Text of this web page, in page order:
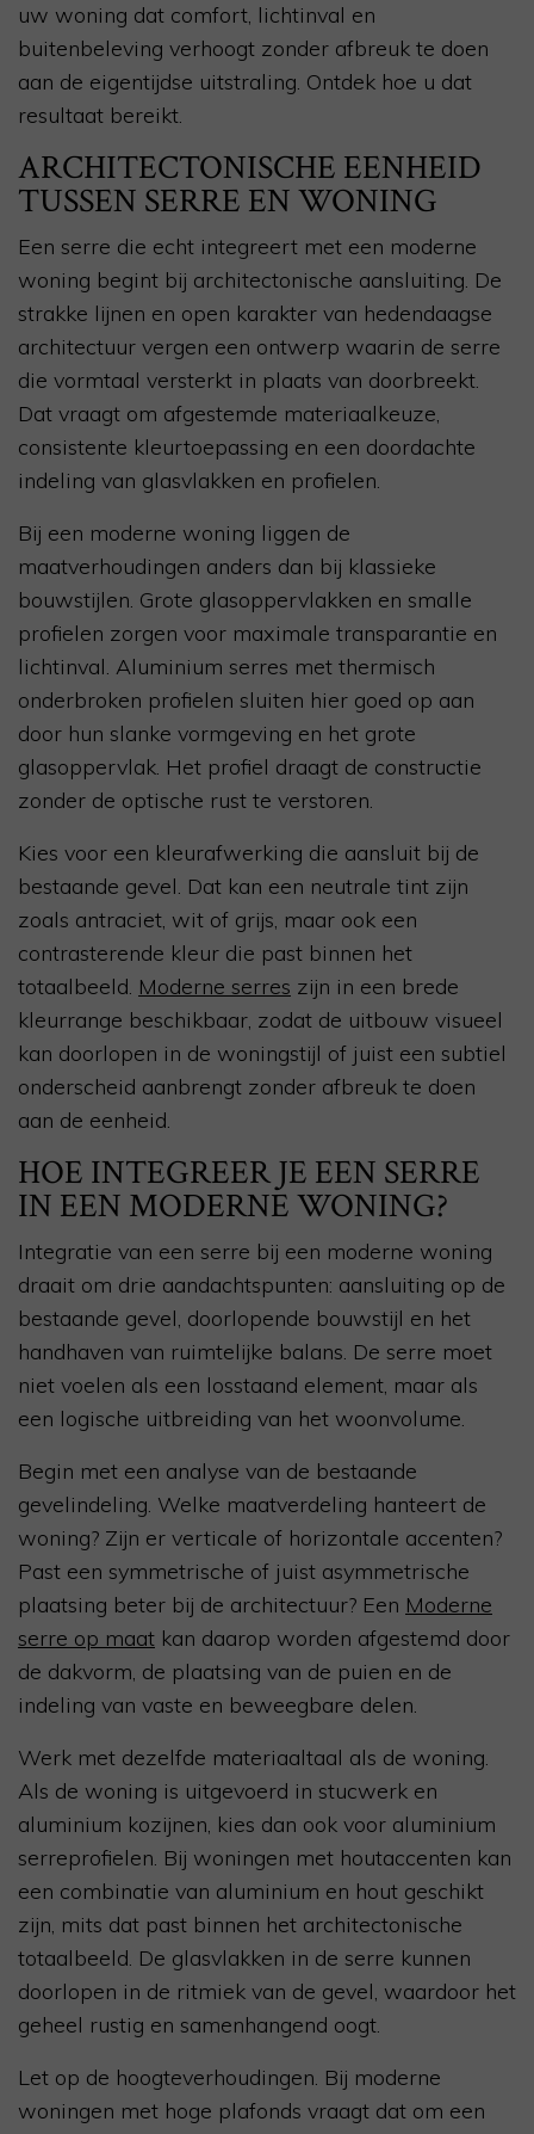
uw woning dat comfort, lichtinval en
buitenbeleving verhoogt zonder afbreuk te doen
aan de eigentijdse uitstraling. Ontdek hoe u dat
resultaat bereikt.
ARCHITECTONISCHE EENHEID
TUSSEN SERRE EN WONING
Een serre die echt integreert met een moderne
woning begint bij architectonische aansluiting. De
strakke lijnen en open karakter van hedendaagse
architectuur vergen een ontwerp waarin de serre
die vormtaal versterkt in plaats van doorbreekt.
Dat vraagt om afgestemde materiaalkeuze,
consistente kleurtoepassing en een doordachte
indeling van glasvlakken en profielen.
Bij een moderne woning liggen de
maatverhoudingen anders dan bij klassieke
bouwstijlen. Grote glasoppervlakken en smalle
profielen zorgen voor maximale transparantie en
lichtinval. Aluminium serres met thermisch
onderbroken profielen sluiten hier goed op aan
door hun slanke vormgeving en het grote
glasoppervlak. Het profiel draagt de constructie
zonder de optische rust te verstoren.
Kies voor een kleurafwerking die aansluit bij de
bestaande gevel. Dat kan een neutrale tint zijn
zoals antraciet, wit of grijs, maar ook een
contrasterende kleur die past binnen het
totaalbeeld. Moderne serres zijn in een brede
kleurrange beschikbaar, zodat de uitbouw visueel
kan doorlopen in de woningstijl of juist een subtiel
onderscheid aanbrengt zonder afbreuk te doen
aan de eenheid.
HOE INTEGREER JE EEN SERRE
IN EEN MODERNE WONING?
Integratie van een serre bij een moderne woning
draait om drie aandachtspunten: aansluiting op de
bestaande gevel, doorlopende bouwstijl en het
handhaven van ruimtelijke balans. De serre moet
niet voelen als een losstaand element, maar als
een logische uitbreiding van het woonvolume.
Begin met een analyse van de bestaande
gevelindeling. Welke maatverdeling hanteert de
woning? Zijn er verticale of horizontale accenten?
Past een symmetrische of juist asymmetrische
plaatsing beter bij de architectuur? Een Moderne
serre op maat kan daarop worden afgestemd door
de dakvorm, de plaatsing van de puien en de
indeling van vaste en beweegbare delen.
Werk met dezelfde materiaaltaal als de woning.
Als de woning is uitgevoerd in stucwerk en
aluminium kozijnen, kies dan ook voor aluminium
serreprofielen. Bij woningen met houtaccenten kan
een combinatie van aluminium en hout geschikt
zijn, mits dat past binnen het architectonische
totaalbeeld. De glasvlakken in de serre kunnen
doorlopen in de ritmiek van de gevel, waardoor het
geheel rustig en samenhangend oogt.
Let op de hoogteverhoudingen. Bij moderne
woningen met hoge plafonds vraagt dat om een